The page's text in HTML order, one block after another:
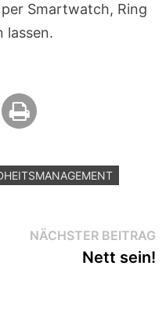
Smartwatch, Ring
lassen.
NÄCHSTER BEITRAG
Nett sein!